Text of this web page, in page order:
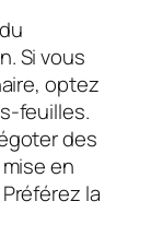
Si vous
optez
feuilles.
des
en
la